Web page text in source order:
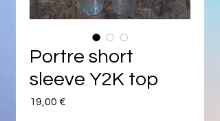
Portre short
sleeve Y2K top
19,00 €